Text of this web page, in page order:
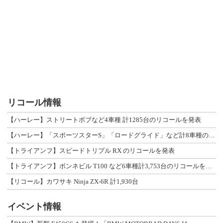
リコール情報
【ハーレー】ストリートボブなど4車種 計1285台のリコールを発表
【トライアンフ】スピードトリプル RX のリコールを発表
【リコール】カワサキ Ninja ZX-6R 計1,930台
イベント情報